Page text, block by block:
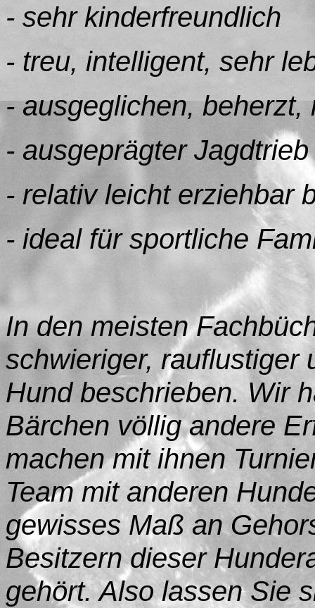
- sehr kinderfreundlich
- treu, intelligent, sehr
- ausgeglichen, beherzt,
- ausgeprägter Jagdtrieb
- relativ leicht erziehbar
- ideal für sportliche
In den meisten
schwieriger, rauflustiger
Hund beschrieben. Wir
Bärchen völlig andere
machen mit ihnen
Team mit anderen
gewisses Maß an
Besitzern dieser
gehört. Also lassen Sie